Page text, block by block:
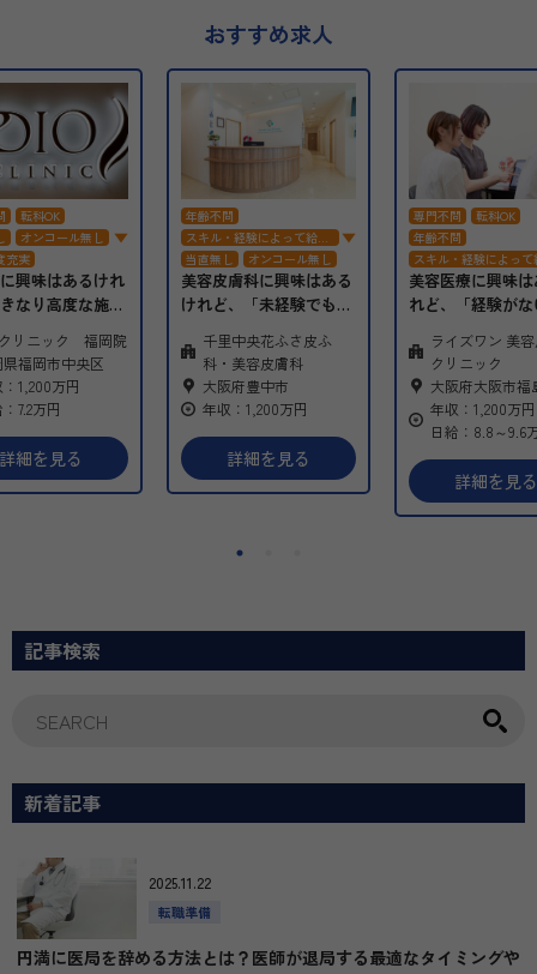
おすすめ求人
転科OK
オンコール無し
充実
歓迎
電子カルテ
興味はあるけれ
なり高度な施術
れる環境で成長
──そんな先生
DIOクリニック
す。
度の高い安定し
盤のもと、契約
が継続的に問診
働きやすさが
しています。
トしたい先生、
お話ししません
リニック 福岡院
福岡市中央区
1,200万円
7.2万円
詳細を見る
年齢不問
スキル・経験によって給与
交渉
当直無し
オンコール無し
時短勤務
定時勤務
研修制度充実
子育て環境〇
女性医師歓迎
電子カルテ
インセンティブ
美容皮膚科に興味はある
けれど、「未経験でも本
ぎて続けられないので
は…」と不安を抱えてい
る先生へ。
当院は 皮膚科専門医の
先生が、安心して“長く
働ける環境” を整えてい
ます。完全予約制で残業
美容皮膚科が１：１で、
千里中央花ふさ皮ふ
科・美容皮膚科
大阪府豊中市
年収：1,200万円
詳細を見る
専門不問
転科OK
年齢不問
スキル・経験によって
交渉
当直無し
オンコー
研修制度充実
美容医療に興味
れど、「経験が
はハードルが高
感じていません
ライズワン美容
リニックでは、
ブランクのある
迎。丁寧な研修
と、無理なく美
立も可能。
新しい一歩を踏
ます。
ライズワン 美
クリニック
大阪府大阪市福
年収：1,200万円
日給：8.8～9.6
詳細を見る
記事検索
新着記事
2025.11.22
転職準備
円満に医局を辞める方法とは？医師が退局する最適なタイミングや